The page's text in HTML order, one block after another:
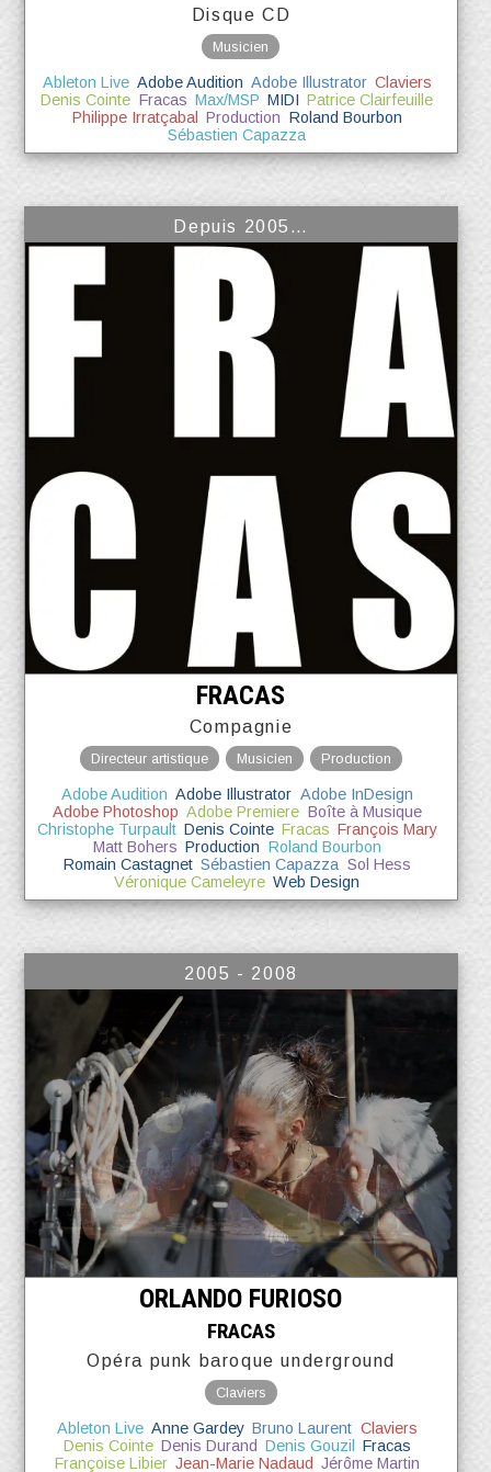
Disque CD
Musicien
Ableton Live Adobe Audition Adobe Illustrator Claviers
Denis Cointe Fracas Max/MSP MIDI Patrice Clairfeuille
Philippe Irratçabal
Production Roland Bourbon
Sébastien Capazza
Depuis 2005…
FRACAS
Compagnie
Directeur artistique Musicien Production
Adobe Audition Adobe Illustrator Adobe InDesign
Adobe Photoshop Adobe Premiere Boîte à Musique
Christophe Turpault Denis Cointe Fracas François Mary
Matt Bohers Production Roland Bourbon
Romain Castagnet Sébastien Capazza Sol Hess
Véronique Cameleyre Web Design
2005 - 2008
ORLANDO FURIOSO
FRACAS
Opéra punk baroque underground
Claviers
Ableton Live Anne Gardey Bruno Laurent Claviers
Denis Cointe Denis Durand Denis Gouzil
Fracas
Françoise Libier Jean-Marie Nadaud Jérôme Martin